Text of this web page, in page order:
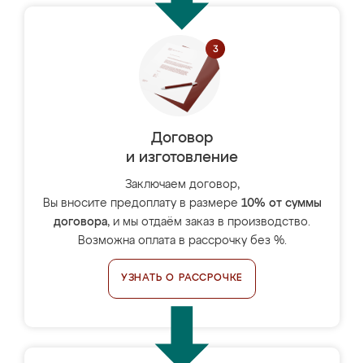
Договор
и изготовление
Заключаем договор,
Вы вносите предоплату в размере 10% от суммы
договора, и мы отдаём заказ в производство.
Возможна оплата в рассрочку без %.
УЗНАТЬ О РАССРОЧКЕ